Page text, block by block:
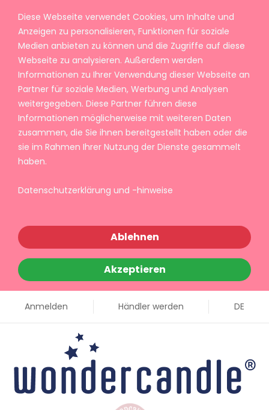
Diese Webseite verwendet Cookies, um Inhalte und
Anzeigen zu personalisieren, Funktionen für soziale
Medien anbieten zu können und die Zugriffe auf diese
Webseite zu analysieren. Außerdem werden
Informationen zu Ihrer Verwendung dieser Webseite an
Partner für soziale Medien, Werbung und Analysen
weitergegeben. Diese Partner führen diese
Informationen möglicherweise mit weiteren Daten
zusammen, die Sie ihnen bereitgestellt haben oder die
sie im Rahmen Ihrer Nutzung der Dienste gesammelt
haben.
Datenschutzerklärung und -hinweise
Ablehnen
Akzeptieren
Anmelden Händler werden DE